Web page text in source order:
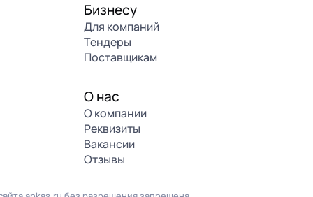
Бизнесу
Для компаний
Тендеры
Поставщикам
О нас
О компании
Реквизиты
Вакансии
Отзывы